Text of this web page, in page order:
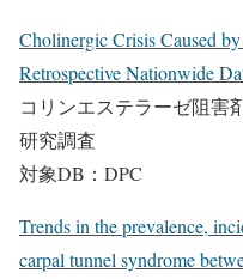
Cholinergic Crisis Caused
Retrospective Nationwide
コリンエステラーゼ阻害
研究調査
対象DB：DPC
Trends in the prevalence,
carpal tunnel syndrome